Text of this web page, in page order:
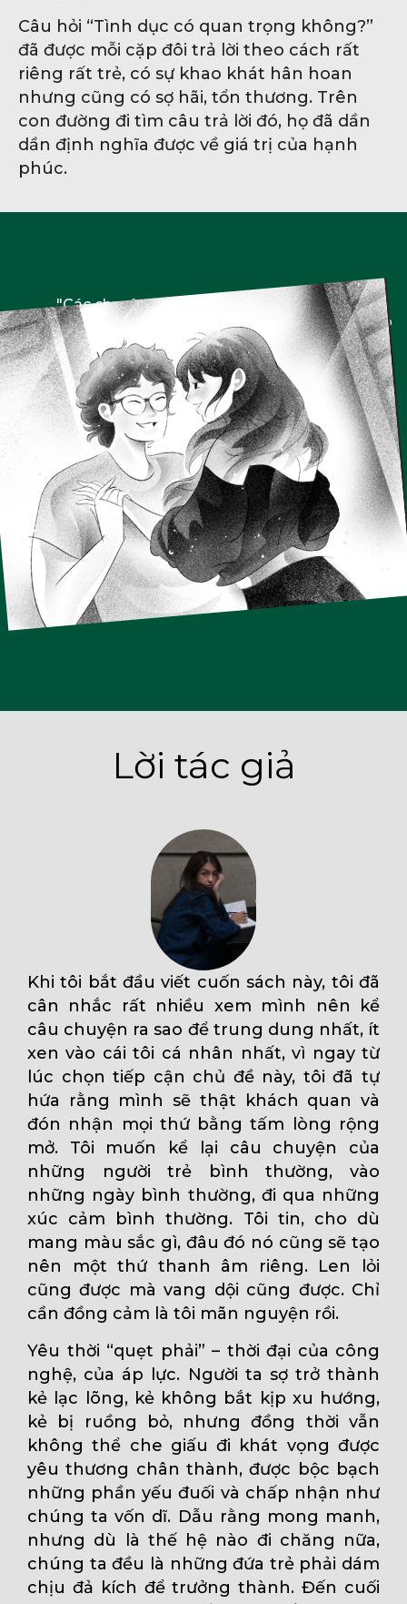
Câu hỏi “Tình dục có quan trọng không?”
đã được mỗi cặp đôi trả lời theo cách rất
riêng rất trẻ, có sự khao khát hân hoan
nhưng cũng có sợ hãi, tổn thương. Trên
con đường đi tìm câu trả lời đó, họ đã dần
dần định nghĩa được về giá trị của hạnh
phúc.
"Các chuyên gia cho rằng GenZ mới là thế hệ
đưa xã hội thực sự quay lại với các kiểu hẹn hò
truyền thống, tìm kiếm và làm sống lại những
giá trị yêu đương cổ điển."
Lời tác giả
Khi tôi bắt đầu viết cuốn sách này, tôi đã
cân nhắc rất nhiều xem mình nên kể
câu chuyện ra sao để trung dung nhất, ít
xen vào cái tôi cá nhân nhất, vì ngay từ
lúc chọn tiếp cận chủ đề này, tôi đã tự
hứa rằng mình sẽ thật khách quan và
đón nhận mọi thứ bằng tấm lòng rộng
mở. Tôi muốn kể lại câu chuyện của
những người trẻ bình thường, vào
những ngày bình thường, đi qua những
xúc cảm bình thường. Tôi tin, cho dù
mang màu sắc gì, đâu đó nó cũng sẽ tạo
nên một thứ thanh âm riêng. Len lỏi
cũng được mà vang dội cũng được. Chỉ
cần đồng cảm là tôi mãn nguyện rồi.
Yêu thời “quẹt phải” – thời đại của công
nghệ, của áp lực. Người ta sợ trở thành
kẻ lạc lõng, kẻ không bắt kịp xu hướng,
kẻ bị ruồng bỏ, nhưng đồng thời vẫn
không thể che giấu đi khát vọng được
yêu thương chân thành, được bộc bạch
những phần yếu đuối và chấp nhận như
chúng ta vốn dĩ. Dẫu rằng mong manh,
nhưng dù là thế hệ nào đi chăng nữa,
chúng ta đều là những đứa trẻ phải dám
chịu đả kích để trưởng thành. Đến cuối